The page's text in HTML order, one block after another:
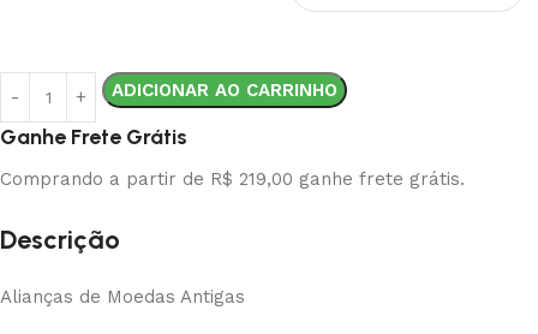
ADICIONAR AO CARRINHO
Ganhe Frete Grátis
Comprando a partir de R$ 219,00 ganhe frete grátis.
Descrição
Alianças de Moedas Antigas